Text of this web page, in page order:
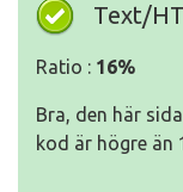
Text/
Ratio : 16%
Bra, den här
kod är högre än